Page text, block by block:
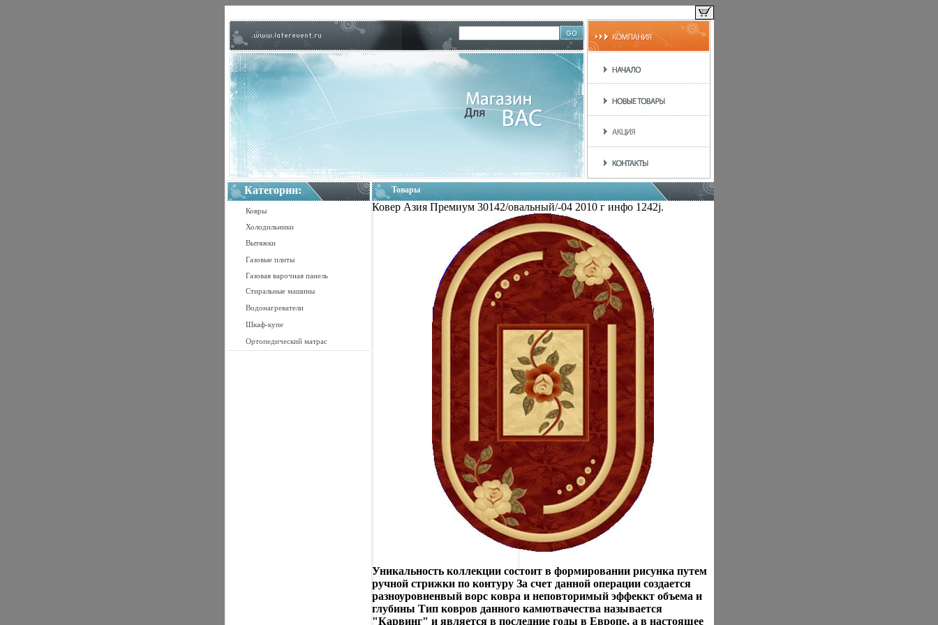
Категории:
Ковры
Холодильники
Вытяжки
Газовые плиты
Газовая варочная панель
Стиральные машины
Водонагреватели
Шкаф-купе
Ортопедический матрас
Товары
Ковер Азия Премиум 30142/овальный/-04 2010 г инфо 1242j.
Уникальность коллекции состоит в формировании рисунка путем
ручной стрижки по контуру За счет данной операции создается
разноуровненвый ворс ковра и неповторимый эффеккт объема и
глубины Тип ковров данного камютвачества называется
"Карвинг" и является в последние годы в Европе, а в настоящее